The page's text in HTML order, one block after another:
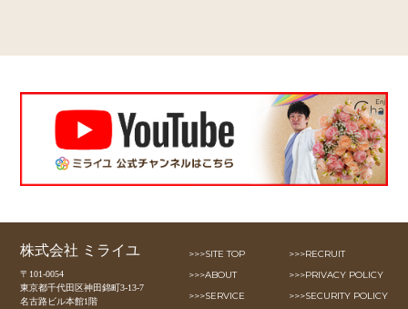
株式会社 ミライユ
〒101-0054
東京都千代田区神田錦町3-13-7
名古路ビル本館1階
>>>SITE TOP
>>>ABOUT
>>>SERVICE
>>>RECRUIT
>>>PRIVACY POLICY
>>>SECURITY POLICY